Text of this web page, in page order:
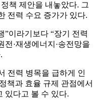
책 제안을 내놓았다. 그
전력 수요 증가가 있다.
”이라기보다 “장기 전력
·재생에너지·송전망을
전력 병목을 급하게 인
책과 효율 규제 관점에서
있다고 볼 수 있다.